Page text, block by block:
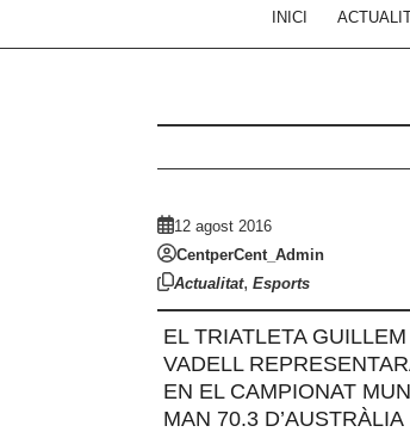
INICI
12 agost 2016
CentperCent_Admin
Actualitat, Esports
EL TRIATLETA
VADELL
EN EL CAMPIONAT
MAN 70.3 D’AUSTRÀLIA